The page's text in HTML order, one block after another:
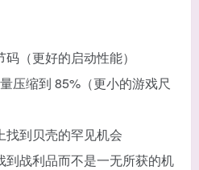
（更好的启动性能）
压缩到 85%（更小的游戏尺
找到贝壳的罕见机会
到战利品而不是一无所获的机